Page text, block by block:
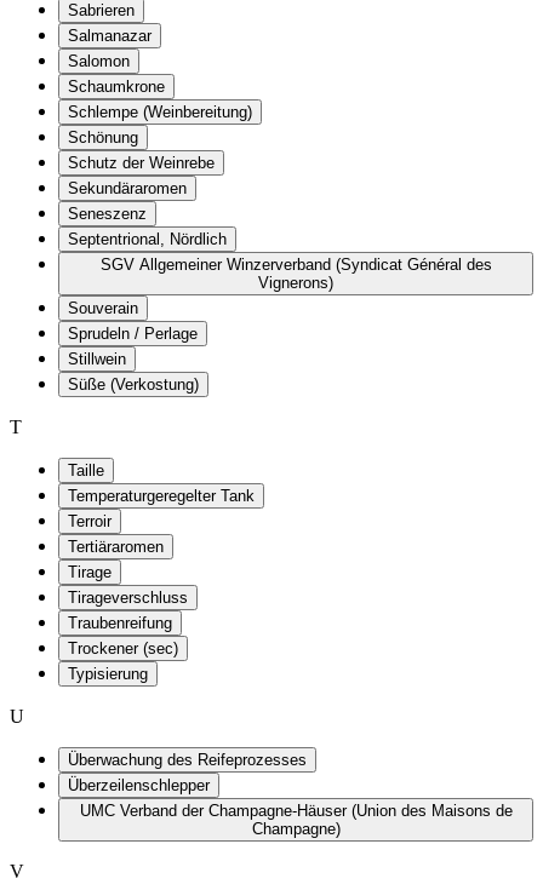
Sabrieren
Salmanazar
Salomon
Schaumkrone
Schlempe (Weinbereitung)
Schönung
Schutz der Weinrebe
Sekundäraromen
Seneszenz
Septentrional, Nördlich
SGV Allgemeiner Winzerverband (Syndicat Général des
Vignerons)
Souverain
Sprudeln / Perlage
Stillwein
Süße (Verkostung)
T
Taille
Temperaturgeregelter Tank
Terroir
Tertiäraromen
Tirage
Tirageverschluss
Traubenreifung
Trockener (sec)
Typisierung
U
Überwachung des Reifeprozesses
Überzeilenschlepper
UMC Verband der Champagne-Häuser (Union des Maisons de
Champagne)
V